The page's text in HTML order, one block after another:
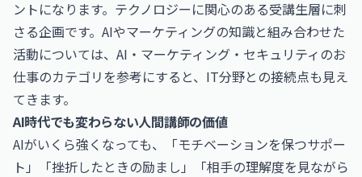
ントになります。テクノロジーに関心のある受講生層に刺
さる企画です。AIやマーケティングの知識と組み合わせた
活動については、 AI・マーケティング・セキュリティのお
仕事のカテゴリを参考にすると、IT分野との接続点も見え
てきます。
AI時代でも変わらない人間講師の価値
AIがいくら強くなっても、「モチベーションを保つサポー
ト」「挫折したときの励まし」「相手の理解度を見ながら